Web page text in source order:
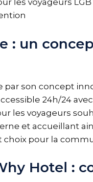
les voyageurs
: un
par son concept
24h/24
les voyageurs
et accueillant
pour la
Hotel :